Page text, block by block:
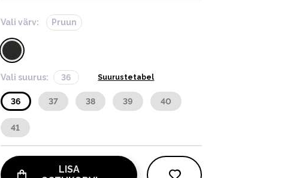
Vali värv: Pruun
Vali suurus: 36 Suurustetabel
36 37 38 39 40
41
LISA